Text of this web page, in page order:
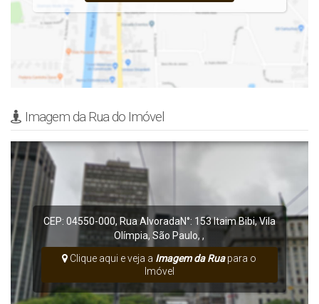
prévio.
Imagem da Rua do Imóvel
CEP: 04550-000, Rua AlvoradaN°: 153Itaim Bibi,Vila
Olímpia,São Paulo,,
Clique aqui e veja a Imagem da Ruapara o
Imóvel